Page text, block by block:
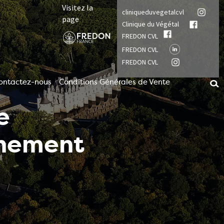
Visitez la
page
cliniqueduvegetalcvl
Clinique du Végétal
FREDON CVL
FREDON CVL
FREDON CVL
nous Conditions Générales de Vente